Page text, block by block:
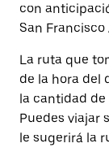
con
San
La ruta que
de la hora del
la cantidad
Puedes viajar
le sugerirá la